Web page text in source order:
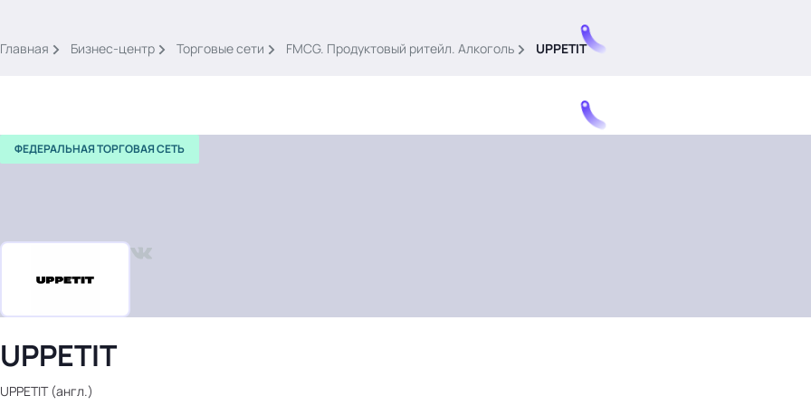
Войти
картина дня
материалы
события
Главная Бизнес-центр Торговые сети FMCG. Продуктовый ритейл. Алкоголь UPPETIT
ФЕДЕРАЛЬНАЯ ТОРГОВАЯ СЕТЬ
UPPETIT
UPPETIT (англ.)